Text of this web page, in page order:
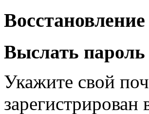
Выслать пароль
Укажите свой
зарегистрирован